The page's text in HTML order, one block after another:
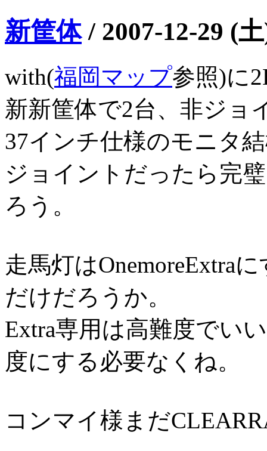
新筐体/ 2007-12-29 (
with(福岡マップ参照)に
新新筐体で2台、非ジョ
37インチ仕様のモニタ
ジョイントだったら完
ろう。
走馬灯はOnemoreExtra
だけだろうか。
Extra専用は高難度でい
度にする必要なくね。
コンマイ様まだ